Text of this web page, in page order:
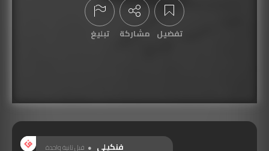
تفضيل مشاركة تبليغ
فنكيلي قبل ثانية واحدة